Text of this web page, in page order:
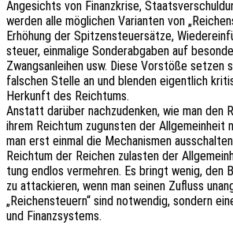
Ange­sichts von Finanz­kri­se,
werden alle mögli­chen Vari­an­ten von
Erhö­hung der Spit­zen­steu­er­sät­ze,
steu­er, einma­li­ge Sonder­ab­ga­ben auf
Zwangs­an­lei­hen usw. Diese Vorstö­ße setzen
falschen Stelle an und blen­den eigent­lich
Herkunft des Reichtums.
Anstatt darüber nach­zu­den­ken, wie man den
ihrem Reich­tum zuguns­ten der Allge­mein­heit
man erst einmal die Mecha­nis­men
Reich­tum der Reichen zulas­ten der
tung endlos vermeh­ren. Es bringt wenig, den
zu atta­ckie­ren, wenn man seinen Zufluss
„Reichen­steu­ern“ sind notwen­dig, sondern
und Finanzsystems.